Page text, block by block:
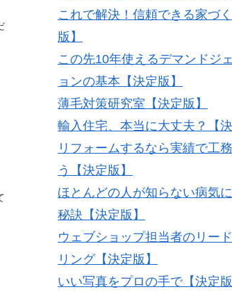
これで解決！信頼できる家づ
版】
この先10年使えるデマンドジ
ョンの基本【決定版】
薄毛対策研究室【決定版】
輸入住宅、本当に大丈夫？【決
リフォームするなら実績で工
う【決定版】
ほとんどの人が知らない病気
秘訣【決定版】
ウェブショップ担当者のリー
リング【決定版】
いい写真をプロの手で【決定版